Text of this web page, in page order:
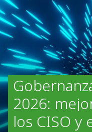
2026:
los CISO y